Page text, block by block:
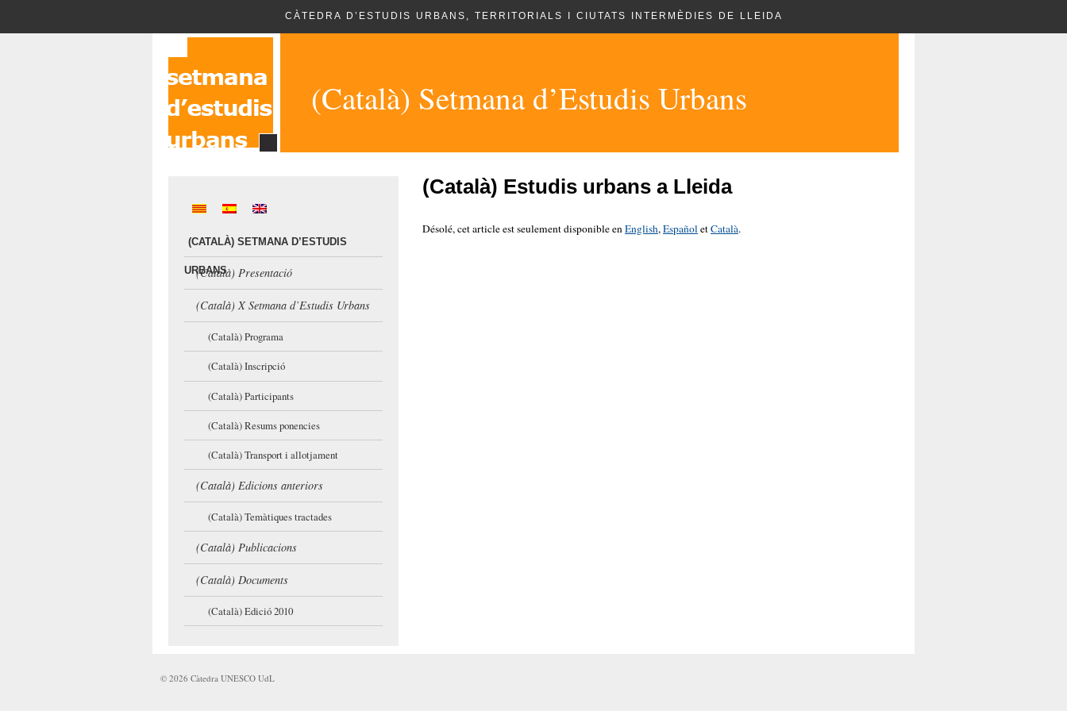
CÀTEDRA D’ESTUDIS URBANS, TERRITORIALS I CIUTATS INTERMÈDIES DE LLEIDA
(Català) Setmana d’Estudis Urbans
(Català) Estudis urbans a Lleida
Désolé, cet article est seulement disponible enEnglish,EspañoletCatalà.
(CATALÀ) SETMANA D’ESTUDIS
URBANS
(Català) Presentació
(Català) X Setmana d’Estudis Urbans
(Català) Programa
(Català) Inscripció
(Català) Participants
(Català) Resums ponencies
(Català) Transport i allotjament
(Català) Edicions anteriors
(Català) Temàtiques tractades
(Català) Publicacions
(Català) Documents
(Català) Edició 2010
© 2026 Càtedra UNESCO UdL